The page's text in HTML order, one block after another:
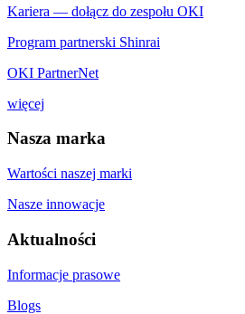
Kariera — dołącz do zespołu OKI
Program partnerski Shinrai
OKI PartnerNet
więcej
Nasza marka
Wartości naszej marki
Nasze innowacje
Aktualności
Informacje prasowe
Blogs